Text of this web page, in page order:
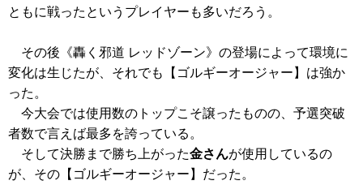
ともに戦ったというプレイヤーも多いだろう。
その後 《轟く邪道 レッドゾーン》 の登場によって環境に
変化は生じたが、それでも【ゴルギーオージャー】は強か
った。
今大会では使用数のトップこそ譲ったものの、予選突破
者数で言えば最多を誇っている。
そして決勝まで勝ち上がった金さんが使用しているの
が、その【ゴルギーオージャー】だった。